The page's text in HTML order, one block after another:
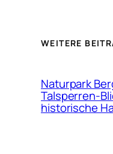
WEITERE
Naturpark
Talsperren-
historische